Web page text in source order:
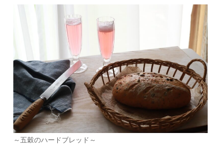
～五穀のハードブレッド～